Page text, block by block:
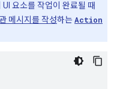
요소를 작업이 완료될 때
메시지를 작성하는Action